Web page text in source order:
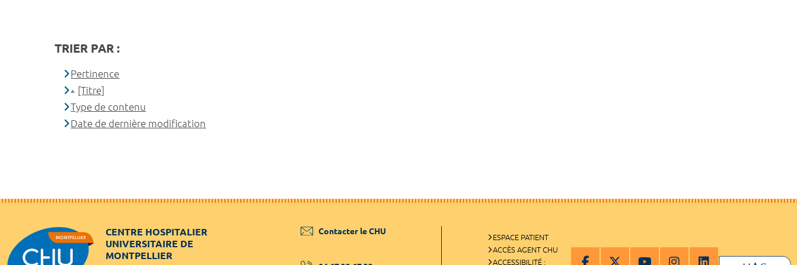
TRIER PAR :
Pertinence
[Titre]
Type de contenu
Date de dernière modification
CENTRE HOSPITALIER
UNIVERSITAIRE DE
MONTPELLIER
Contacter le CHU
ESPACE PATIENT
ACCÈS AGENT CHU
ACCESSIBILITÉ :